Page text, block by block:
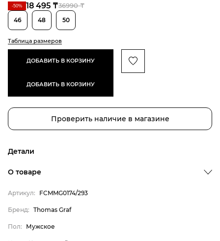
36990 ₸
18 495 ₸
-50%
46 48 50
Таблица размеров
ДОБАВИТЬ В КОРЗИНУ
ДОБАВИТЬ В КОРЗИНУ
Проверить наличие в магазине
Детали
О товаре
Артикул: FCMMG0174/293
Бренд: Thomas Graf
Пол: Мужское